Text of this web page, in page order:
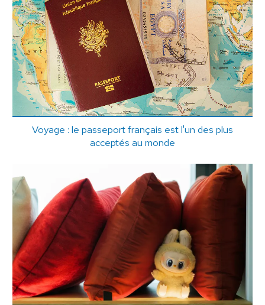
Voyage : le passeport français est l'un des plus
acceptés au monde